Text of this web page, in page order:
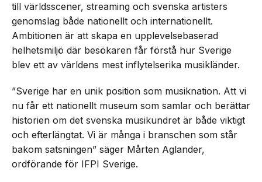
till världsscener, streaming och svenska artisters
genomslag både nationellt och internationellt.
Ambitionen är att skapa en upplevelsebaserad
helhetsmiljö där besökaren får förstå hur Sverige
blev ett av världens mest inflytelserika musikländer.
”Sverige har en unik position som musiknation. Att vi
nu får ett nationellt museum som samlar och berättar
historien om det svenska musikundret är både viktigt
och efterlängtat. Vi är många i branschen som står
bakom satsningen” säger Mårten Aglander,
ordförande för IFPI Sverige.